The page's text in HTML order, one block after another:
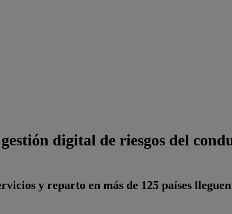
digital de riesgos del
y reparto en más de 125 países lleguen